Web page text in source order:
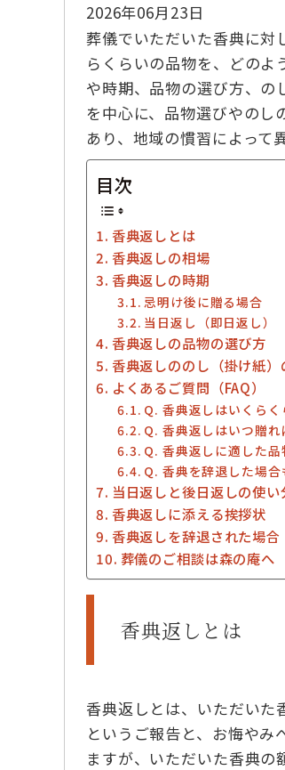
2026年06月23日
葬儀でいただいた香典に対
らくらいの品物を、どの
や時期、品物の選び方、の
を中心に、品物選びやのし
あり、地域の慣習によって
目次
香典返しとは
香典返しの相場
香典返しの時期
忌明け後に贈る場合
当日返し（即日返し）
香典返しの品物の選び方
香典返しののし（掛け紙）
よくあるご質問（FAQ）
Q. 香典返しはいくらく
Q. 香典返しはいつ贈れ
Q. 香典返しに適した品
Q. 香典を辞退した場
当日返しと後日返しの使い
香典返しに添える挨拶状
香典返しを辞退された場合
葬儀のご相談は森の庵へ
香典返しとは
香典返しとは、いただいた
というご報告と、お悔やみ
ますが、いただいた香典の